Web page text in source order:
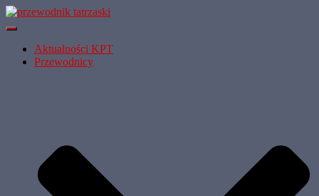
Przełącz
NawigacjęAktualności KPT
Przewodnicy